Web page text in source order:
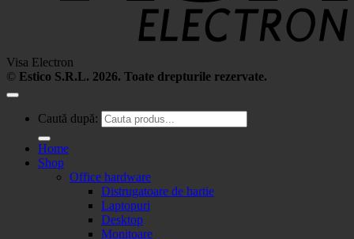
Visa Electron
© Estico S.R.L. 2026. Toate drepturile rezervate.
Caută după:
Home
Shop
Office hardware
Distrugatoare de hartie
Laptopuri
Desktop
Monitoare